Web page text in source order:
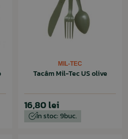
MIL-TEC
Tacâm Mil-Tec US olive
16,80 lei
În stoc: 9buc.